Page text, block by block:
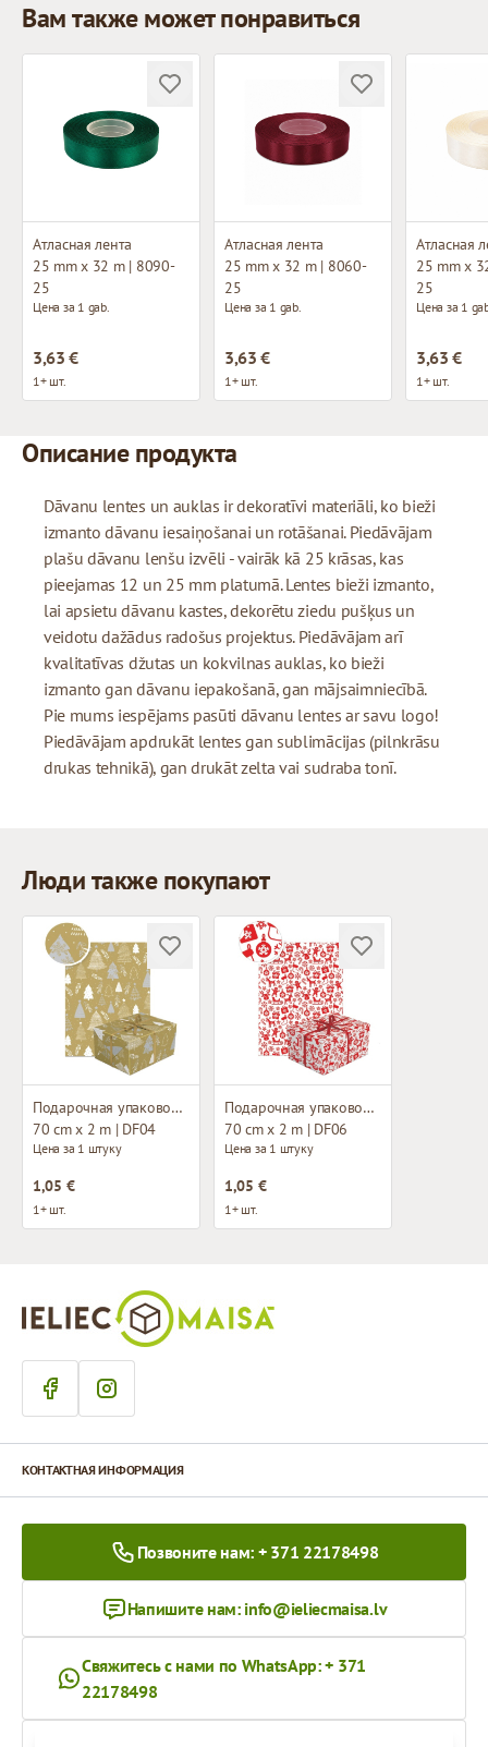
Вам также может понравиться
Атласная лента
25 mm x 32 m | 8090-
25
Цена за 1 gab.
3,63 €
1+ шт.
Атласная лента
25 mm x 32 m | 8060-
25
Цена за 1 gab.
3,63 €
1+ шт.
Атласная
25 mm x
25
Цена за 1
3,63 €
1+ шт.
Описание продукта
Dāvanu lentes un auklas ir dekoratīvi materiāli, ko bieži
izmanto dāvanu iesaiņošanai un rotāšanai. Piedāvājam
plašu dāvanu lenšu izvēli - vairāk kā 25 krāsas, kas
pieejamas 12 un 25 mm platumā. Lentes bieži izmanto,
lai apsietu dāvanu kastes, dekorētu ziedu pušķus un
veidotu dažādus radošus projektus. Piedāvājam arī
kvalitatīvas džutas un kokvilnas auklas, ko bieži
izmanto gan dāvanu iepakošanā, gan mājsaimniecībā.
Pie mums iespējams pasūti dāvanu lentes ar savu logo!
Piedāvājam apdrukāt lentes gan sublimācijas (pilnkrāsu
drukas tehnikā), gan drukāt zelta vai sudraba tonī.
Люди также покупают
Подарочная упаковочная бумага
70 cm x 2 m | DF04
Цена за 1 штуку
1,05 €
1+ шт.
Подарочная упаковочная бумага
70 cm x 2 m | DF06
Цена за 1 штуку
1,05 €
1+ шт.
КОНТАКТНАЯ ИНФОРМАЦИЯ
Позвоните нам: + 371 22178498
Напишите нам: info@ieliecmaisa.lv
Свяжитесь с нами по WhatsApp: + 371
22178498